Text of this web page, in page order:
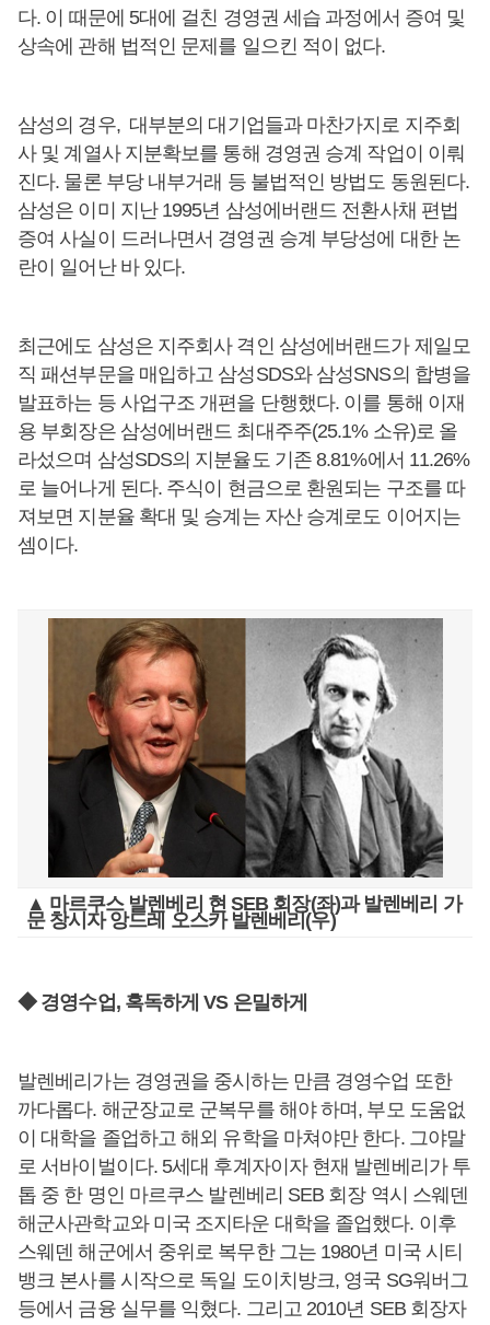
다. 이 때문에 5대에 걸친 경영권 세습 과정에서 증여 및
상속에 관해 법적인 문제를 일으킨 적이 없다.
삼성의 경우, 대부분의 대기업들과 마찬가지로 지주회
사 및 계열사 지분확보를 통해 경영권 승계 작업이 이뤄
진다. 물론 부당 내부거래 등 불법적인 방법도 동원된다.
삼성은 이미 지난 1995년 삼성에버랜드 전환사채 편법
증여 사실이 드러나면서 경영권 승계 부당성에 대한 논
란이 일어난 바 있다.
최근에도 삼성은 지주회사 격인 삼성에버랜드가 제일모
직 패션부문을 매입하고 삼성SDS와 삼성SNS의 합병을
발표하는 등 사업구조 개편을 단행했다. 이를 통해 이재
용 부회장은 삼성에버랜드 최대주주(25.1% 소유)로 올
라섰으며 삼성SDS의 지분율도 기존 8.81%에서 11.26%
로 늘어나게 된다. 주식이 현금으로 환원되는 구조를 따
져보면 지분율 확대 및 승계는 자산 승계로도 이어지는
셈이다.
▲ 마르쿠스 발렌베리 현 SEB 회장(좌)과 발렌베리 가
문 창시자 앙드레 오스카 발렌베리(우)
◆ 경영수업, 혹독하게 VS 은밀하게
발렌베리가는 경영권을 중시하는 만큼 경영수업 또한
까다롭다. 해군장교로 군복무를 해야 하며, 부모 도움없
이 대학을 졸업하고 해외 유학을 마쳐야만 한다. 그야말
로 서바이벌이다. 5세대 후계자이자 현재 발렌베리가 투
톱 중 한 명인 마르쿠스 발렌베리 SEB 회장 역시 스웨덴
해군사관학교와 미국 조지타운 대학을 졸업했다. 이후
스웨덴 해군에서 중위로 복무한 그는 1980년 미국 시티
뱅크 본사를 시작으로 독일 도이치방크, 영국 SG워버그
등에서 금융 실무를 익혔다. 그리고 2010년 SEB 회장자